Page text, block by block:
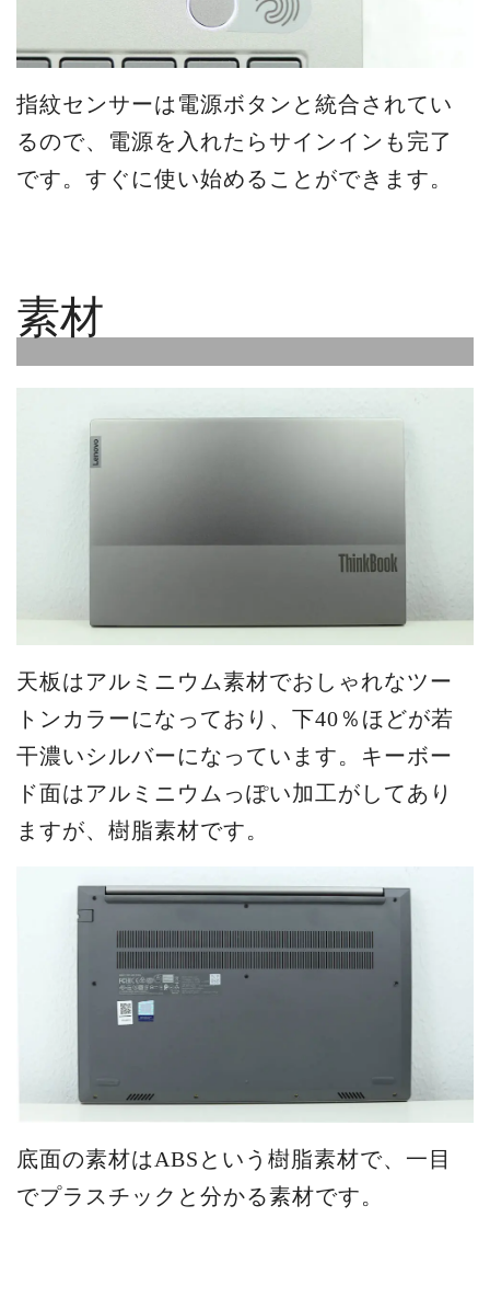
指紋センサーは電源ボタンと統合されてい
るので、電源を入れたらサインインも完了
です。すぐに使い始めることができます。
素材
天板はアルミニウム素材でおしゃれなツー
トンカラーになっており、下40％ほどが若
干濃いシルバーになっています。キーボー
ド面はアルミニウムっぽい加工がしてあり
ますが、樹脂素材です。
底面の素材はABSという樹脂素材で、一目
でプラスチックと分かる素材です。